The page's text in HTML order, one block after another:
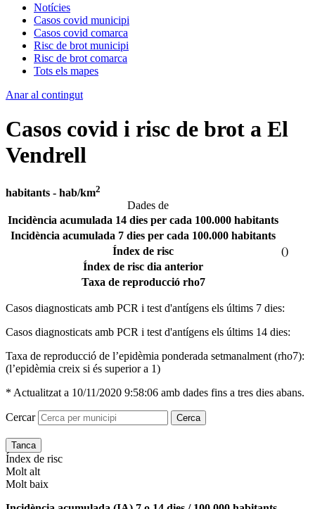
Notícies
Casos covid municipi
Casos covid comarca
Risc de brot municipi
Risc de brot comarca
Tots els mapes
Anar al contingut
Casos covid i risc de brot a El
Vendrell
habitants - hab/km2
Dades de
Incidència acumulada 14 dies per cada 100.000 habitants
Incidència acumulada 7 dies per cada 100.000 habitants
Índex de risc
()
Índex de risc dia anterior
Taxa de reproducció rho7
Casos diagnosticats amb PCR i test d'antígens els últims 7 dies:
Casos diagnosticats amb PCR i test d'antígens els últims 14 dies:
Taxa de reproducció de l’epidèmia ponderada setmanalment (rho7):
(l’epidèmia creix si és superior a 1)
* Actualitzat a 10/11/2020 9:58:06 amb dades fins a tres dies abans.
Cercar Cerca
Tanca
Índex de risc
Molt alt
Molt baix